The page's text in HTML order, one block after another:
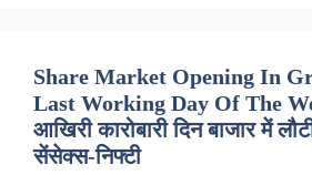
Share Market Opening In
Last Working Day Of The
आखिरी कारोबारी दिन बाजार में
सेंसेक्स-निफ्टी